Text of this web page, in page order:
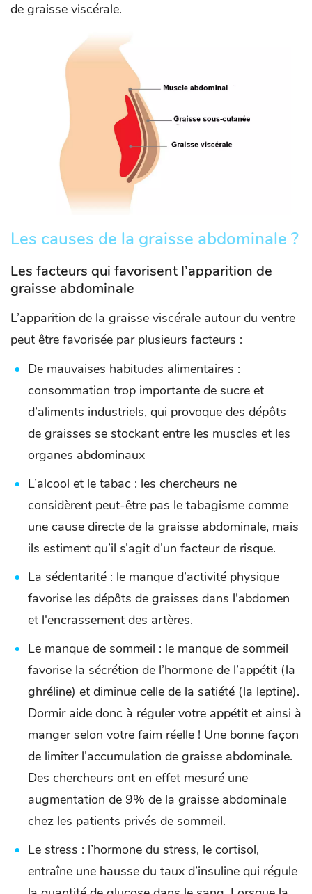
de graisse viscérale.
Les causes de la graisse abdominale ?
Les facteurs qui favorisent l’apparition de
graisse abdominale
L’apparition de la graisse viscérale autour du ventre
peut être favorisée par plusieurs facteurs :
De mauvaises habitudes alimentaires :
consommation trop importante de sucre et
d’aliments industriels, qui provoque des dépôts
de graisses se stockant entre les muscles et les
organes abdominaux
L’alcool et le tabac : les chercheurs ne
considèrent peut-être pas le tabagisme comme
une cause directe de la graisse abdominale, mais
ils estiment qu’il s’agit d’un facteur de risque.
La sédentarité : le manque d’activité physique
favorise les dépôts de graisses dans l'abdomen
et l'encrassement des artères.
Le manque de sommeil : le manque de sommeil
favorise la sécrétion de l’hormone de l’appétit (la
ghréline) et diminue celle de la satiété (la leptine).
Dormir aide donc à réguler votre appétit et ainsi à
manger selon votre faim réelle ! Une bonne façon
de limiter l’accumulation de graisse abdominale.
Des chercheurs ont en effet mesuré une
augmentation de 9% de la graisse abdominale
chez les patients privés de sommeil.
Le stress : l’hormone du stress, le cortisol,
entraîne une hausse du taux d’insuline qui régule